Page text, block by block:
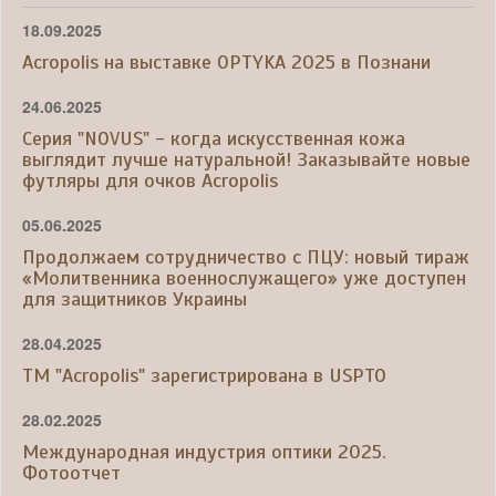
18.09.2025
Acropolis на выставке OPTYKA 2025 в Познани
24.06.2025
Серия "NOVUS" - когда искусственная кожа
выглядит лучше натуральной! Заказывайте новые
футляры для очков Acropolis
05.06.2025
Продолжаем сотрудничество с ПЦУ: новый тираж
«Молитвенника военнослужащего» уже доступен
для защитников Украины
28.04.2025
ТМ "Acropolis" зарегистрирована в USPTO
28.02.2025
Международная индустрия оптики 2025.
Фотоотчет